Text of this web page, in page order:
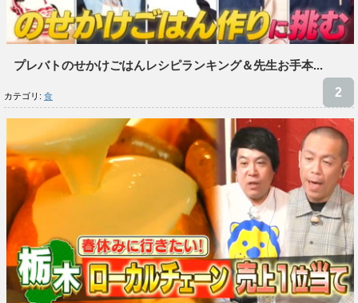
プレバトのせかけごはんレシピランキング＆先生お手本...
カテゴリ: 食